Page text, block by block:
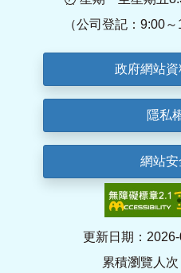
（公司登記：9:00
政府網站
隱私
網站
更新日期：
累積瀏覽人